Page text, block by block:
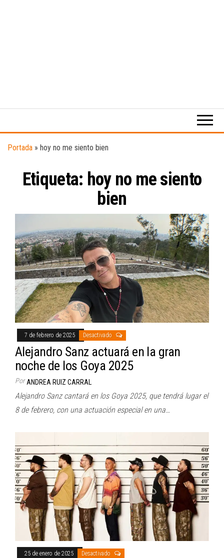
digital
Portada » hoy no me siento bien
Etiqueta: hoy no me siento
bien
7 de febrero de 2025 Desactivado
Alejandro Sanz actuará en la gran
noche de los Goya 2025
Por ANDREA RUIZ CARRAL
Alejandro Sanz cantará en los Goya 2025, que tendrá lugar el
8 de febrero, con una actuación especial en una…
25 de enero de 2025 Desactivado